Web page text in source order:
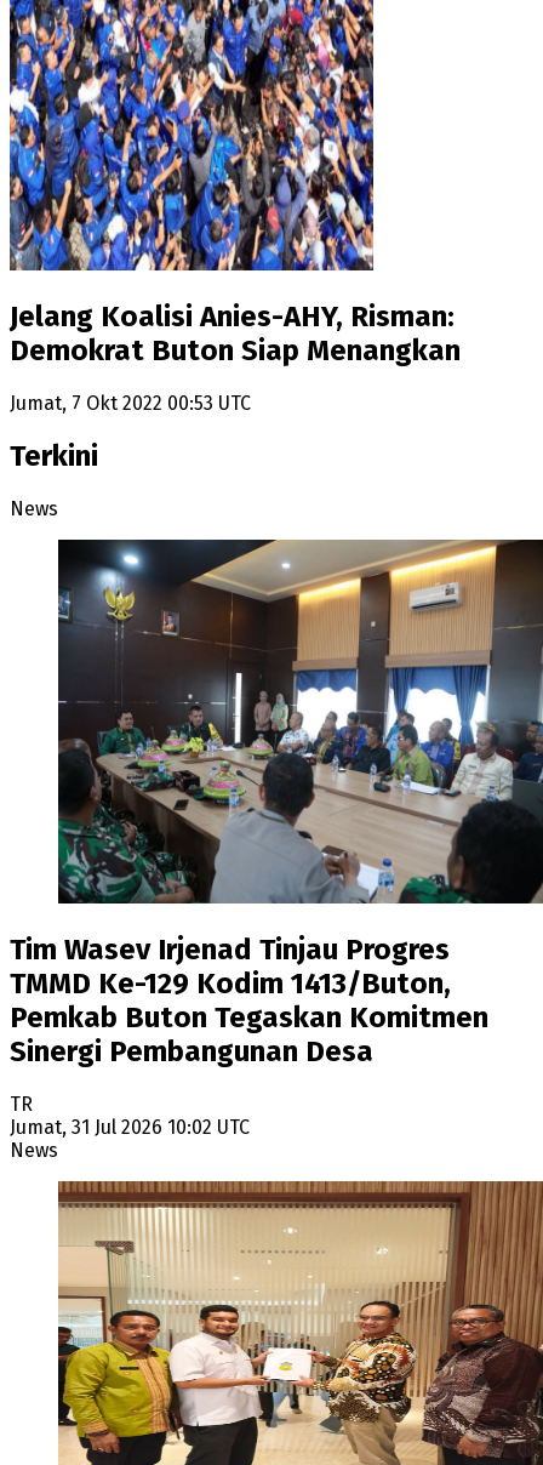
Jelang Koalisi Anies-AHY, Risman:
Demokrat Buton Siap Menangkan
Jumat, 7 Okt 2022 00:53 UTC
Terkini
News
Tim Wasev Irjenad Tinjau Progres
TMMD Ke-129 Kodim 1413/Buton,
Pemkab Buton Tegaskan Komitmen
Sinergi Pembangunan Desa
TR
Jumat, 31 Jul 2026 10:02 UTC
News